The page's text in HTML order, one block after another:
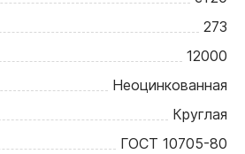
273
12000
Неоцинкованная
Круглая
ГОСТ 10705-80